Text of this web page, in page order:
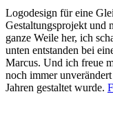
Logodesign für eine
Gestaltungsprojekt und
ganze Weile her, ich
unten entstanden bei
Marcus. Und ich freue
noch immer
Jahren gestaltet wurde.